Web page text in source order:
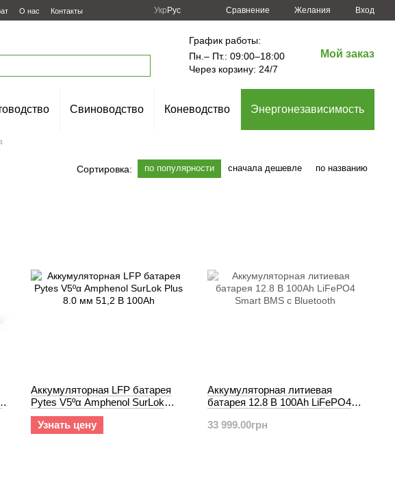
О нас Контакты Укр Рус Сравнение Желания Вход
График работы:
Пн.– Пт.: 09:00–18:00
Через корзину: 24/7
Мой заказ
Свиноводство Коневодство Энергонезависимость
Сортировка: по популярности сначала дешевле по названию
Аккумуляторная LFP батарея
Pytes V5ºα Amphenol SurLok
Plus 8.0 мм 51,2 В 100Ah
Узнать цену
Аккумуляторная литиевая
батарея 12.8 В 100Ah LiFePO4
33 999.00грн